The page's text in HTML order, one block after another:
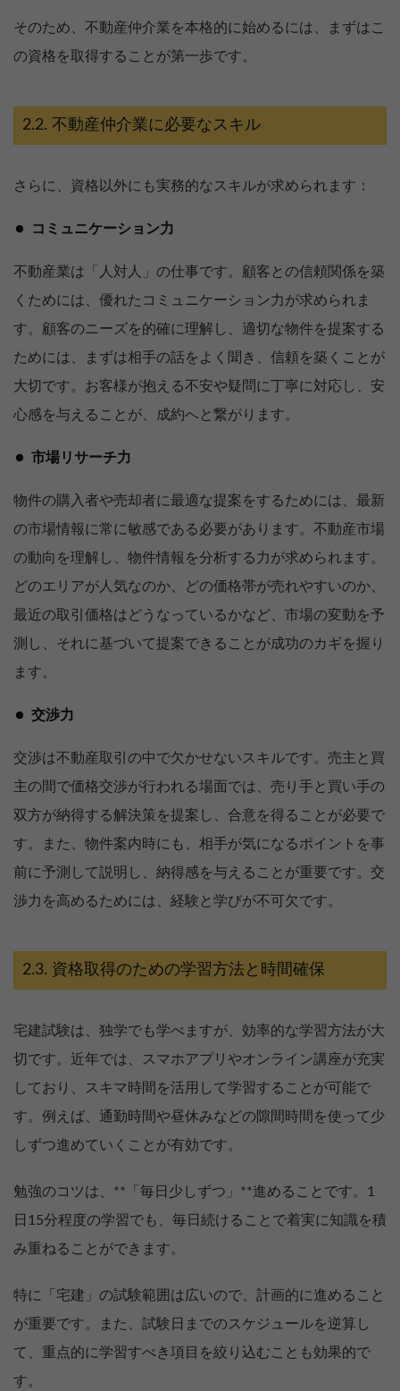
そのため、不動産仲介業を本格的に始めるには、まずはこ
の資格を取得することが第一歩です。
不動産仲介業に必要なスキル
さらに、資格以外にも実務的なスキルが求められます：
コミュニケーション力
不動産業は「人対人」の仕事です。顧客との信頼関係を築
くためには、優れたコミュニケーション力が求められま
す。顧客のニーズを的確に理解し、適切な物件を提案する
ためには、まずは相手の話をよく聞き、信頼を築くことが
大切です。お客様が抱える不安や疑問に丁寧に対応し、安
心感を与えることが、成約へと繋がります。
市場リサーチ力
物件の購入者や売却者に最適な提案をするためには、最新
の市場情報に常に敏感である必要があります。不動産市場
の動向を理解し、物件情報を分析する力が求められます。
どのエリアが人気なのか、どの価格帯が売れやすいのか、
最近の取引価格はどうなっているかなど、市場の変動を予
測し、それに基づいて提案できることが成功のカギを握り
ます。
交渉力
交渉は不動産取引の中で欠かせないスキルです。売主と買
主の間で価格交渉が行われる場面では、売り手と買い手の
双方が納得する解決策を提案し、合意を得ることが必要で
す。また、物件案内時にも、相手が気になるポイントを事
前に予測して説明し、納得感を与えることが重要です。交
渉力を高めるためには、経験と学びが不可欠です。
資格取得のための学習方法と時間確保
宅建試験は、独学でも学べますが、効率的な学習方法が大
切です。近年では、スマホアプリやオンライン講座が充実
しており、スキマ時間を活用して学習することが可能で
す。例えば、通勤時間や昼休みなどの隙間時間を使って少
しずつ進めていくことが有効です。
勉強のコツは、**「毎日少しずつ」**進めることです。1
日15分程度の学習でも、毎日続けることで着実に知識を積
み重ねることができます。
特に「宅建」の試験範囲は広いので、計画的に進めること
が重要です。また、試験日までのスケジュールを逆算し
て、重点的に学習すべき項目を絞り込むことも効果的で
す。